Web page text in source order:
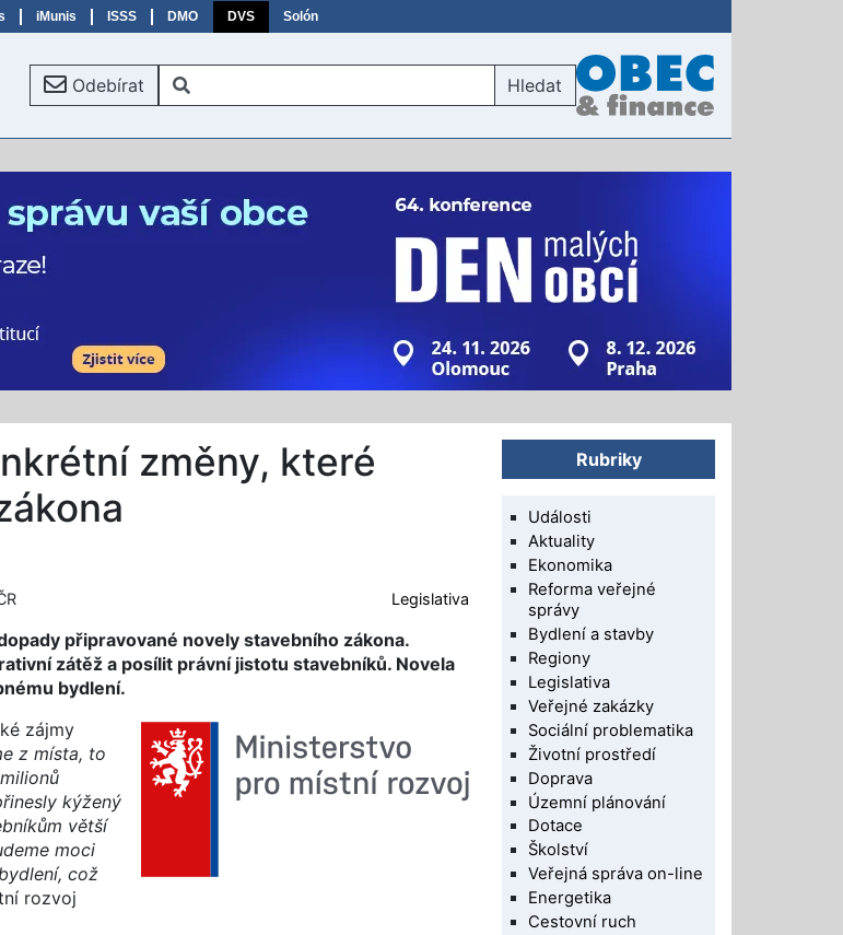
iMunis ISSS DMO DVS Solón
Odebírat Hledat
změny, které
Legislativa
připravované novely stavebního zákona.
zátěž a posílit právní jistotu stavebníků. Novela
bydlení.
zájmy
z místa, to
kýžený
větší
moci
což
rozvoj
Rubriky
Události
Aktuality
Ekonomika
Reforma veřejné
správy
Bydlení a stavby
Regiony
Legislativa
Veřejné zakázky
Sociální problematika
Životní prostředí
Doprava
Územní plánování
Dotace
Školství
Veřejná správa on-line
Energetika
Cestovní ruch